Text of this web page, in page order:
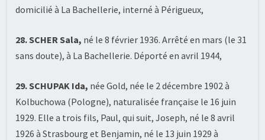
domicilié à La Bachellerie, interné à Périgueux,
28. SCHER Sala, né le 8 février 1936. Arrêté en mars (le 31
sans doute), à La Bachellerie. Déporté en avril 1944,
29. SCHUPAK Ida, née Gold, née le 2 décembre 1902 à
Kolbuchowa (Pologne), naturalisée française le 16 juin
1929. Elle a trois fils, Paul, qui suit, Joseph, né le 8 avril
1926 à Strasbourg et Benjamin, né le 13 juin 1929 à